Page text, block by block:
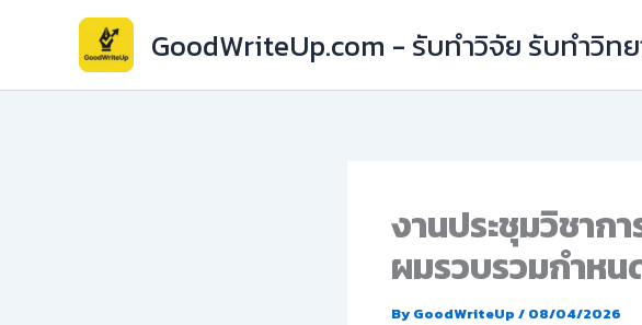
GoodWriteUp.com - รับทำวิจัย รับทำวิ
งานประชุมวิชาก
ผมรวบรวมกำหน
By GoodWriteUp / 08/04/2026